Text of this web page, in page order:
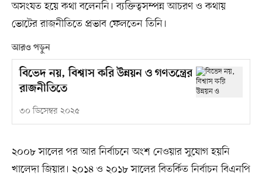
অসংযত হয়ে কথা বলেননি। ব্যক্তিত্বসম্পন্ন আচরণ ও কথায়
ভোটের রাজনীতিতে প্রভাব ফেলতেন তিনি।
আরও পড়ুন
বিভেদ নয়, বিশ্বাস করি উন্নয়ন ও গণতন্ত্রের
রাজনীতিতে
৩০ ডিসেম্বর ২০২৫
২০০৮ সালের পর আর নির্বাচনে অংশ নেওয়ার সুযোগ হয়নি
খালেদা জিয়ার। ২০১৪ ও ২০১৮ সালের বিতর্কিত নির্বাচন বিএনপি